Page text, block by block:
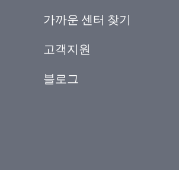
가까운 센터 찾기
고객지원
블로그